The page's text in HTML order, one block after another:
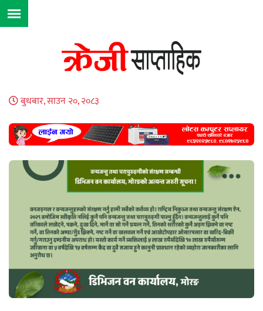
बुधबार, साउन २०, २०८३